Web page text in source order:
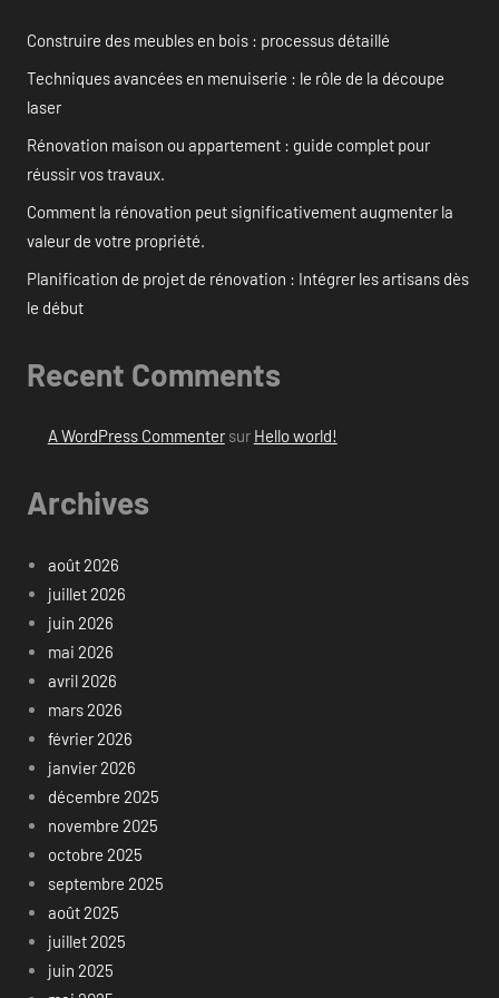
Construire des meubles en bois : processus détaillé
Techniques avancées en menuiserie : le rôle de la découpe
laser
Rénovation maison ou appartement : guide complet pour
réussir vos travaux.
Comment la rénovation peut significativement augmenter la
valeur de votre propriété.
Planification de projet de rénovation : Intégrer les artisans dès
le début
Recent Comments
A WordPress Commentersur Hello world!
Archives
août 2026
juillet 2026
juin 2026
mai 2026
avril 2026
mars 2026
février 2026
janvier 2026
décembre 2025
novembre 2025
octobre 2025
septembre 2025
août 2025
juillet 2025
juin 2025